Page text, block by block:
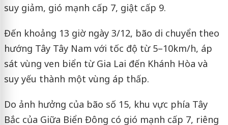
suy giảm, gió mạnh cấp 7, giật cấp 9.
Đến khoảng 13 giờ ngày 3/12, bão di chuyển theo
hướng Tây Tây Nam với tốc độ từ 5–10km/h, áp
sát vùng ven biển từ Gia Lai đến Khánh Hòa và
suy yếu thành một vùng áp thấp.
Do ảnh hưởng của bão số 15, khu vực phía Tây
Bắc của Giữa Biển Đông có gió mạnh cấp 7, riêng